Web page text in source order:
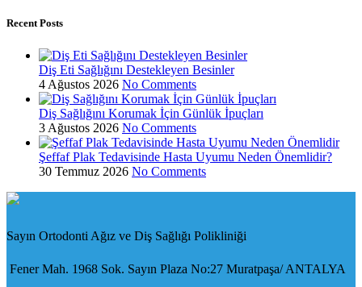
Recent Posts
Diş Eti Sağlığını Destekleyen Besinler
4 Ağustos 2026 No Comments
Diş Sağlığını Korumak İçin Günlük İpuçları
3 Ağustos 2026 No Comments
Şeffaf Plak Tedavisinde Hasta Uyumu Neden Önemlidir?
30 Temmuz 2026 No Comments
Sayın Ortodonti Ağız ve Diş Sağlığı Polikliniği
Fener Mah. 1968 Sok. Sayın Plaza No:27 Muratpaşa/ ANTALYA